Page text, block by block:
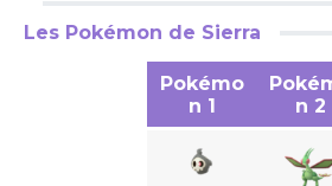
Les Pokémon de Sierra
Pokémo
n 1
n 2